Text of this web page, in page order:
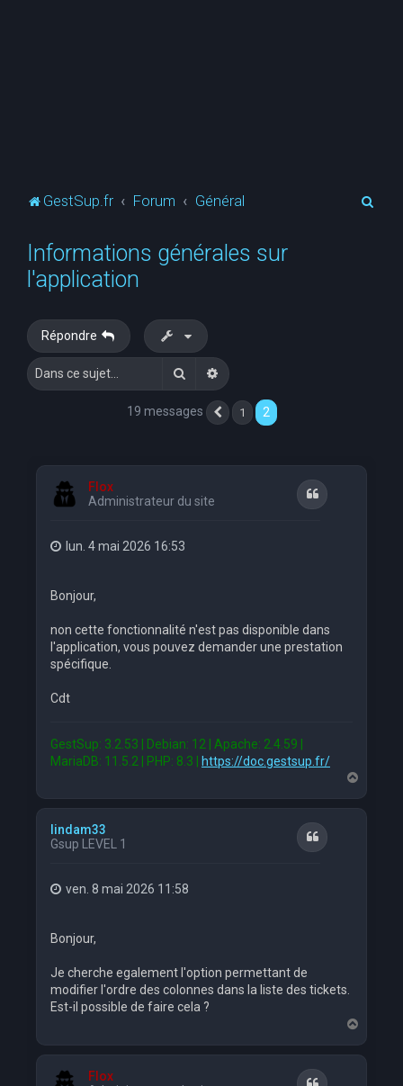
GestSup.fr Forum Général
Informations générales sur
l'application
Répondre
RechercherRecherche avancée
19 messages Précédente
1 2
Flox
Administrateur du site
Citation
lun. 4 mai 2026 16:53
Bonjour,
non cette fonctionnalité n'est pas disponible dans
l'application, vous pouvez demander une prestation
spécifique.
Cdt
GestSup: 3.2.53 | Debian: 12 | Apache: 2.4.59 |
MariaDB: 11.5.2 | PHP: 8.3 |
https://doc.gestsup.fr/
a
lindam33
Gsup LEVEL 1
Citation
ven. 8 mai 2026 11:58
Bonjour,
Je cherche egalement l'option permettant de
modifier l'ordre des colonnes dans la liste des tickets.
Est-il possible de faire cela ?
a
u
Flox
Citation